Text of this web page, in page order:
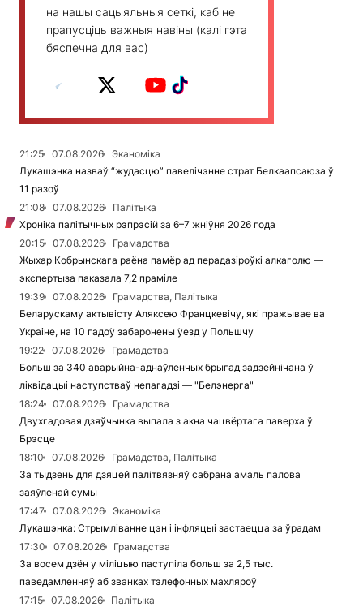
на нашы сацыяльныя сеткі, каб не
прапусціць важныя навіны (калі гэта
бяспечна для вас)
21:25 07.08.2026
Эканоміка
Лукашэнка назваў “жудасцю” павелічэнне страт Белкаапсаюза ў
11 разоў
21:08
07.08.2026
Палітыка
Хроніка палітычных рэпрэсій за 6–7 жніўня 2026 года
20:15
07.08.2026
Грамадства
Жыхар Кобрынскага раёна памёр ад перадазіроўкі алкаголю —
экспертыза паказала 7,2 праміле
19:39
07.08.2026
Грамадства, Палітыка
Беларускаму актывісту Аляксею Францкевічу, які пражывае ва
Украіне, на 10 гадоў забаронены ўезд у Польшчу
19:22
07.08.2026
Грамадства
Больш за 340 аварыйна-аднаўленчых брыгад задзейнічана ў
ліквідацыі наступстваў непагадзі — "Белэнерга"
18:24
07.08.2026
Грамадства
Двухгадовая дзяўчынка выпала з акна чацвёртага паверха ў
Брэсце
18:10
07.08.2026
Грамадства, Палітыка
За тыдзень для дзяцей палітвязняў сабрана амаль палова
заяўленай сумы
17:47
07.08.2026
Эканоміка
Лукашэнка: Стрымліванне цэн і інфляцыі застаецца за ўрадам
17:30
07.08.2026
Грамадства
За восем дзён у міліцыю паступіла больш за 2,5 тыс.
паведамленняў аб званках тэлефонных махляроў
17:15
07.08.2026
Палітыка